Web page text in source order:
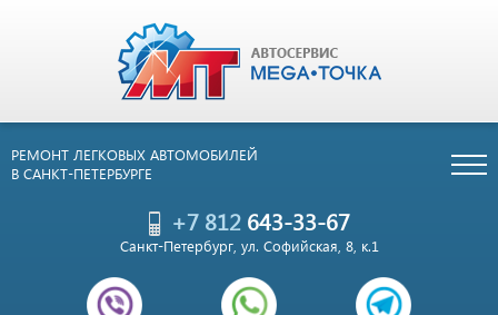
РЕМОНТ ЛЕГКОВЫХ АВТОМОБИЛЕЙ
В САНКТ-ПЕТЕРБУРГЕ
+7 812643-33-67
Санкт-Петербург, ул. Софийская, 8, к.1